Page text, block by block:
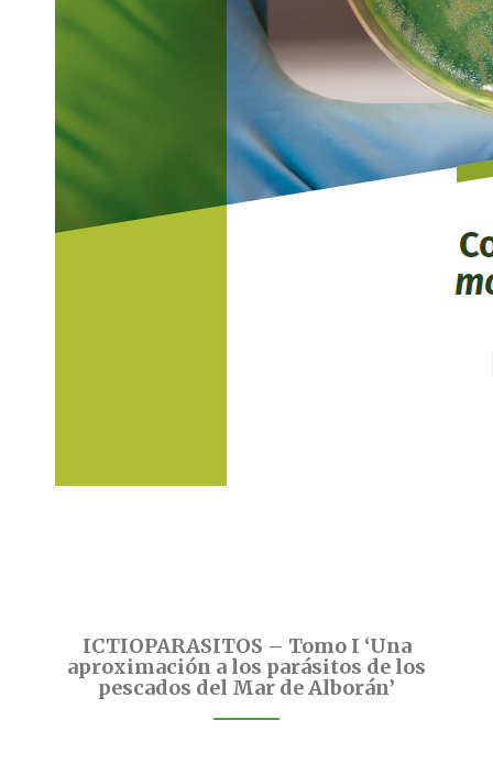
ICTIOPARASITOS – Tomo I ‘Una
aproximación a los parásitos de los
pescados del Mar de Alborán’